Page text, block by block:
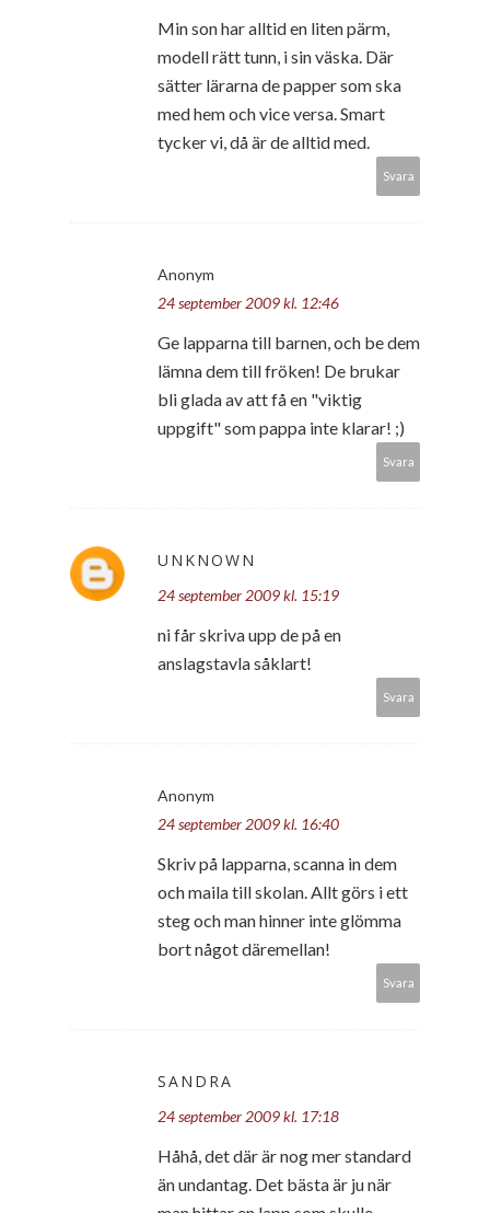
Min son har alltid en liten pärm,
modell rätt tunn, i sin väska. Där
sätter lärarna de papper som ska
med hem och vice versa. Smart
tycker vi, då är de alltid med.
Svara
Anonym
24 september 2009 kl. 12:46
Ge lapparna till barnen, och be dem
lämna dem till fröken! De brukar
bli glada av att få en "viktig
uppgift" som pappa inte klarar! ;)
Svara
UNKNOWN
24 september 2009 kl. 15:19
ni får skriva upp de på en
anslagstavla såklart!
Svara
Anonym
24 september 2009 kl. 16:40
Skriv på lapparna, scanna in dem
och maila till skolan. Allt görs i ett
steg och man hinner inte glömma
bort något däremellan!
Svara
SANDRA
24 september 2009 kl. 17:18
Håhå, det där är nog mer standard
än undantag. Det bästa är ju när